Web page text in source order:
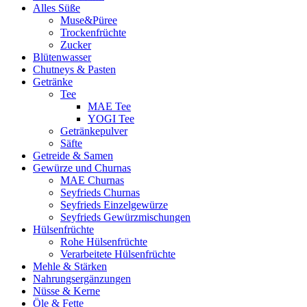
Alles Süße
Muse&Püree
Trockenfrüchte
Zucker
Blütenwasser
Chutneys & Pasten
Getränke
Tee
MAE Tee
YOGI Tee
Getränkepulver
Säfte
Getreide & Samen
Gewürze und Churnas
MAE Churnas
Seyfrieds Churnas
Seyfrieds Einzelgewürze
Seyfrieds Gewürzmischungen
Hülsenfrüchte
Rohe Hülsenfrüchte
Verarbeitete Hülsenfrüchte
Mehle & Stärken
Nahrungsergänzungen
Nüsse & Kerne
Öle & Fette